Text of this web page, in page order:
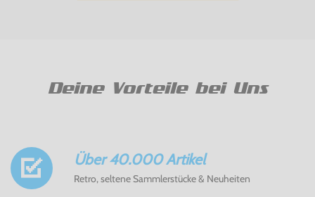
Deine Vorteile bei Uns
Über 40.000 Artikel
Retro, seltene Sammlerstücke & Neuheiten